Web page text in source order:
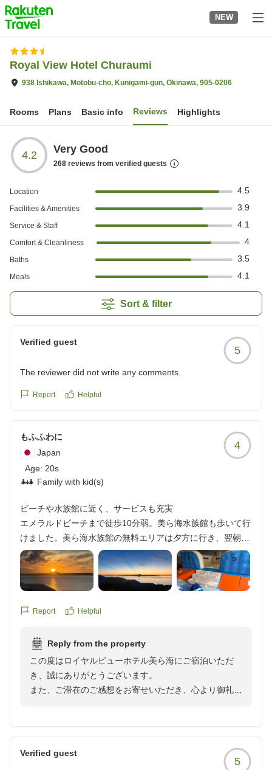
to
top
page
NEW
Royal View Hotel Churaumi
938 Ishikawa, Motobu-cho, Kunigami-gun, Okinawa, 905-0206
Rooms Plans Basic info Reviews Highlights
4.2 Very Good
268 reviews from verified guests
Location 4.5
Facilities & Amenities 3.9
Service & Staff 4.1
Comfort & Cleanliness 4
Baths 3.5
Meals 4.1
Sort & filter
Verified guest
5
The reviewer did not write any comments.
Report Helpful
もふふわに
Japan
Age: 20s
Family with kid(s)
4
ビーチや水族館に近く、サービスも充実
エメラルドビーチまで徒歩10分弱。美ら海水族館も歩いて行
けました。美ら海水族館の無料エリアは夕方に行き、翌朝開
園と同時にチケットを使って中を見学することができまし
た。
キッズスペースも充実していたり、夏休みでお祭り企画もあ
プコーン、夕方はお酒(焼酎とレモンサワー)もあり、よかっ
たです。
エレベーターはなく、ホテルの建物の古さは目立ちますが、
reviewId=33123478367971
Report Helpful
Reply from the property
この度はロイヤルビューホテル美ら海にご宿泊いただ
き、誠にありがとうございます。
また、ご滞在のご感想をお寄せいただき、心より御礼申
ホテルならではのロケーションを満喫していただけたご
様子を、大変嬉しく拝見いたしました。無料エリアと有
Verified guest
5